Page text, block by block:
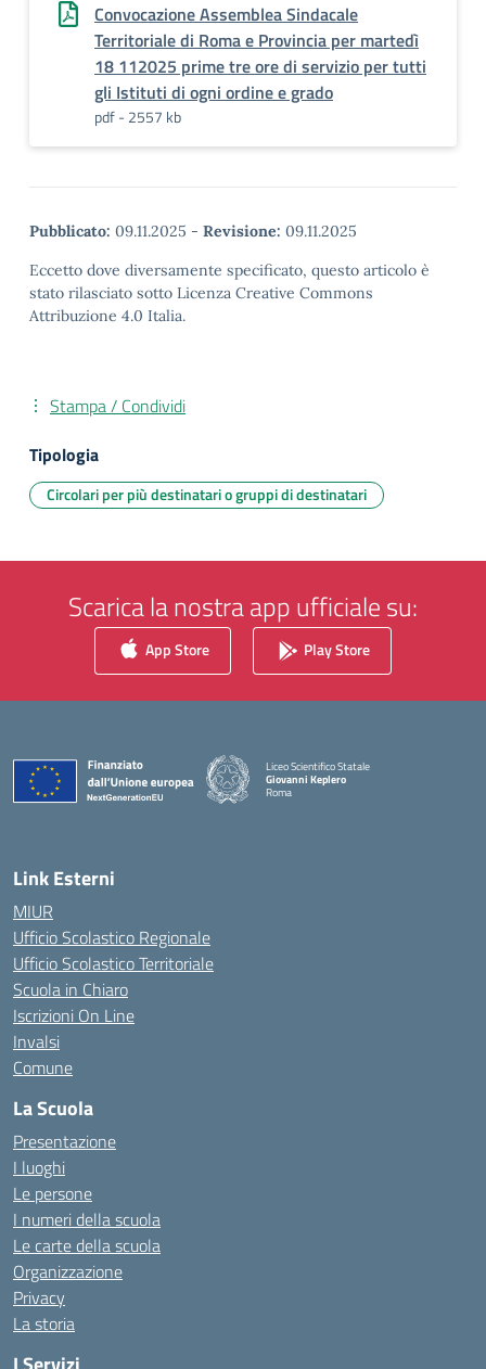
Convocazione Assemblea Sindacale
Territoriale di Roma e Provincia per martedì
18 112025 prime tre ore di servizio per tutti
gli Istituti di ogni ordine e grado
pdf - 2557 kb
Pubblicato: 09.11.2025 - Revisione: 09.11.2025
Eccetto dove diversamente specificato, questo articolo è
stato rilasciato sotto Licenza Creative Commons
Attribuzione 4.0 Italia.
Stampa / Condividi
Tipologia
Circolari per più destinatari o gruppi di destinatari
Scarica la nostra app ufficiale su:
App Store Play Store
Liceo Scientifico Statale
Giovanni Keplero
Roma
Link Esterni
MIUR
Ufficio Scolastico Regionale
Ufficio Scolastico Territoriale
Scuola in Chiaro
Iscrizioni On Line
Invalsi
Comune
La Scuola
Presentazione
I luoghi
Le persone
I numeri della scuola
Le carte della scuola
Organizzazione
Privacy
La storia